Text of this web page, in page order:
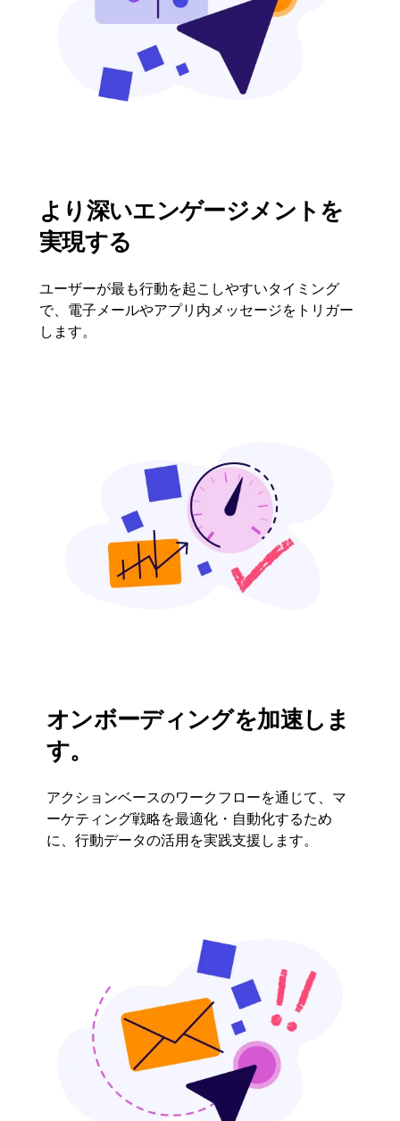
より深いエンゲージメントを
実現する
ユーザーが最も行動を起こしやすいタイミング
で、電子メールやアプリ内メッセージをトリガー
します。
オンボーディングを加速しま
す。
アクションベースのワークフローを通じて、マ
ーケティング戦略を最適化・自動化するため
に、行動データの活用を実践支援します。